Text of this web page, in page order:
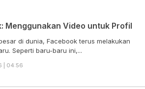
Menggunakan Video untuk Profil
di dunia, Facebook terus melakukan
Seperti baru-baru ini,...
| 04:56